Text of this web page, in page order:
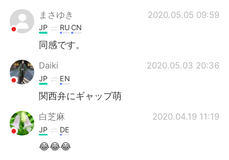
まさゆき 2020.05.05 09:59
JP RU CN
同感です。
Daiki 2020.05.03 20:36
JP EN
関西弁にギャップ萌
白芝麻 2020.04.19 11:19
JP DE
😂😂😂